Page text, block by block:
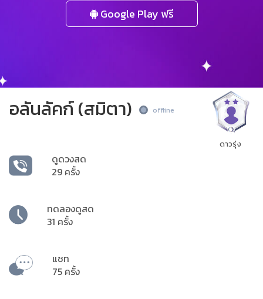
Google Play ฟรี
อลันลัคก์ (สมิตา) offline
ดูดวงสด
29 ครั้ง
ทดลองดูสด
31 ครั้ง
แชท
75 ครั้ง
ดาวรุ่ง